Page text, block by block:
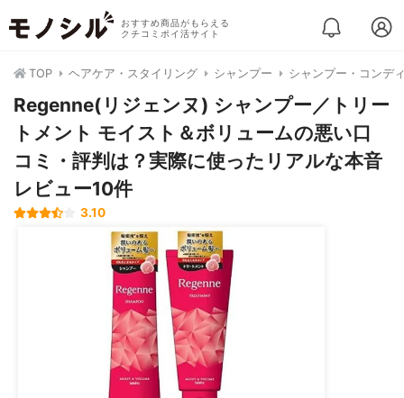
おすすめ商品がもらえる
クチコミポイ活サイト
TOP ヘアケア・スタイリング シャンプー シャンプー・コンデ
Regenne(リジェンヌ) シャンプー／トリー
トメント モイスト＆ボリュームの悪い口
コミ・評判は？実際に使ったリアルな本音
レビュー10件
3.10